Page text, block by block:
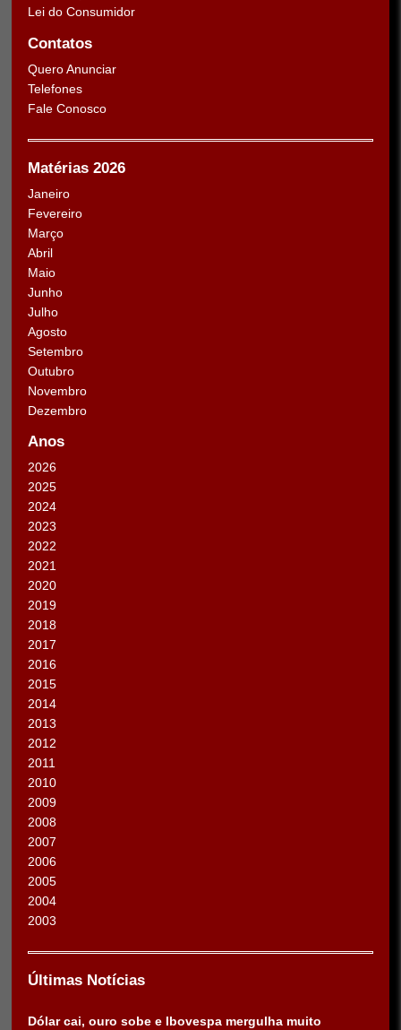
Lei do Consumidor
Contatos
Quero Anunciar
Telefones
Fale Conosco
Matérias 2026
Janeiro
Fevereiro
Março
Abril
Maio
Junho
Julho
Agosto
Setembro
Outubro
Novembro
Dezembro
Anos
2026
2025
2024
2023
2022
2021
2020
2019
2018
2017
2016
2015
2014
2013
2012
2011
2010
2009
2008
2007
2006
2005
2004
2003
Últimas Notícias
Dólar cai, ouro sobe e Ibovespa mergulha muito